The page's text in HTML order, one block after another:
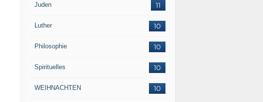
11
Juden
10
Luther
10
Philosophie
10
Spirituelles
10
WEIHNACHTEN